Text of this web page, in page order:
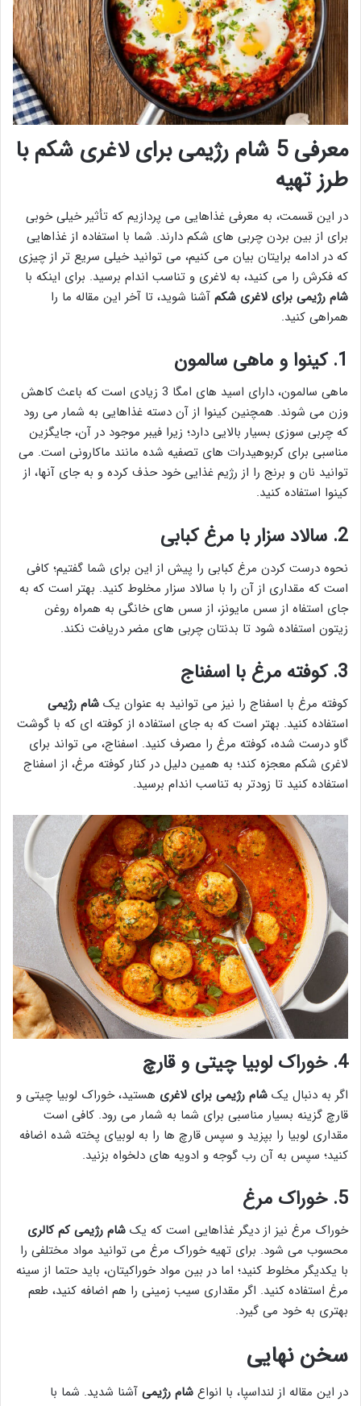
معرفی 5 شام رژیمی برای لاغری شکم با
طرز تهیه
در این قسمت، به معرفی غذاهایی می پردازیم که تأثیر خیلی خوبی
برای از بین بردن چربی های شکم دارند. شما با استفاده از غذاهایی
که در ادامه برایتان بیان می کنیم، می توانید خیلی سریع تر از چیزی
که فکرش را می کنید، به لاغری و تناسب اندام برسید. برای اینکه با
شام رژیمی برای لاغری شکم آشنا شوید، تا آخر این مقاله ما را
همراهی کنید.
1. کینوا و ماهی سالمون
ماهی سالمون، دارای اسید های امگا 3 زیادی است که باعث کاهش
وزن می شوند. همچنین کینوا از آن دسته غذاهایی به شمار می رود
که چربی سوزی بسیار بالایی دارد؛ زیرا فیبر موجود در آن، جایگزین
مناسبی برای کربوهیدرات های تصفیه شده مانند ماکارونی است. می
توانید نان و برنج را از رژیم غذایی خود حذف کرده و به جای آنها، از
کینوا استفاده کنید.
2. سالاد سزار با مرغ کبابی
نحوه درست کردن مرغ کبابی را پیش از این برای شما گفتیم؛ کافی
است که مقداری از آن را با سالاد سزار مخلوط کنید. بهتر است که به
جای استفاه از سس مایونز، از سس های خانگی به همراه روغن
زیتون استفاده شود تا بدنتان چربی های مضر دریافت نکند.
3. کوفته مرغ با اسفناج
کوفته مرغ با اسفناج را نیز می توانید به عنوان یک شام رژیمی
استفاده کنید. بهتر است که به جای استفاده از کوفته ای که با گوشت
گاو درست شده، کوفته مرغ را مصرف کنید. اسفناج، می تواند برای
لاغری شکم معجزه کند؛ به همین دلیل در کنار کوفته مرغ، از اسفناج
استفاده کنید تا زودتر به تناسب اندام برسید.
4. خوراک لوبیا چیتی و قارچ
اگر به دنبال یک شام رژیمی برای لاغری هستید، خوراک لوبیا چیتی و
قارچ گزینه بسیار مناسبی برای شما به شمار می رود. کافی است
مقداری لوبیا را بپزید و سپس قارچ ها را به لوبیای پخته شده اضافه
کنید؛ سپس به آن رب گوجه و ادویه های دلخواه بزنید.
5. خوراک مرغ
خوراک مرغ نیز از دیگر غذاهایی است که یک شام رژیمی کم کالری
محسوب می شود. برای تهیه خوراک مرغ می توانید مواد مختلفی را
با یکدیگر مخلوط کنید؛ اما در بین مواد خوراکیتان، باید حتما از سینه
مرغ استفاده کنید. اگر مقداری سیب زمینی را هم اضافه کنید، طعم
بهتری به خود می گیرد.
سخن نهایی
در این مقاله از لنداسپا، با انواع شام رژیمی آشنا شدید. شما با